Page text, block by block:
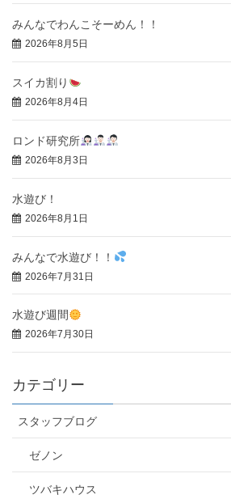
みんなでわんこそーめん！！
2026年8月5日
スイカ割り
2026年8月4日
ロンド研究所
2026年8月3日
水遊び！
2026年8月1日
みんなで水遊び！！
2026年7月31日
水遊び週間
2026年7月30日
カテゴリー
スタッフブログ
ゼノン
ツバキハウス